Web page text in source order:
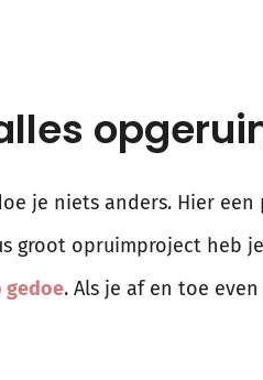
je niets anders. Hier
groot opruimproject heb
gedoe. Als je af en toe